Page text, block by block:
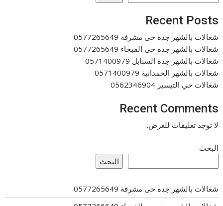
Recent Posts
شغالات بالشهر جده حى مشرفة 0577265649
شغالات بالشهر جده حى الفيحاء 0577265649
شغالات بالشهر جدة السنابل 0571400979
شغالات بالشهر الحمدانية 0571400979
شغالات حي التيسير 0562346904
Recent Comments
لا توجد تعليقات للعرض.
البحث
البحث
شغالات بالشهر جده حى مشرفة 0577265649